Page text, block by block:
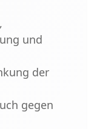
und
der
gegen